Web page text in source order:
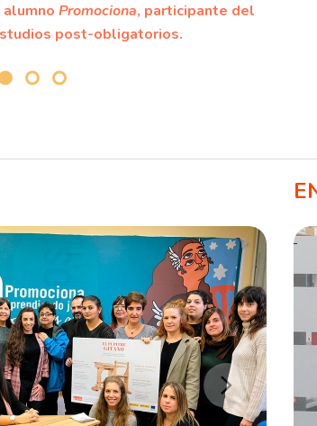
alumno Promociona, participante del
post-obligatorios.